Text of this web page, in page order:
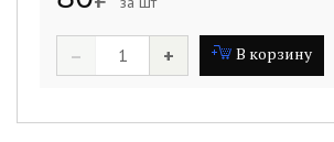
– + В корзину